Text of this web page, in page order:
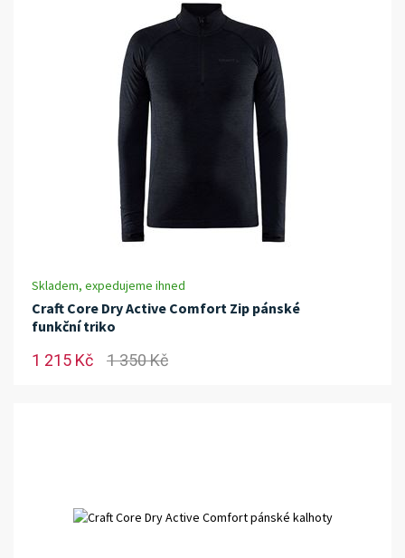
Skladem, expedujeme ihned
Craft Core Dry Active Comfort Zip pánské
funkční triko
1 215 Kč 1 350 Kč